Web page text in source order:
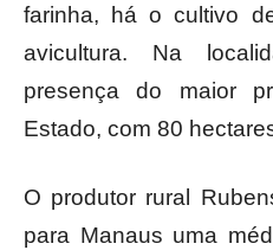
farinha, há o cultivo
avicultura. Na
presença do maior
Estado, com 80
O produtor rural
para Manaus uma